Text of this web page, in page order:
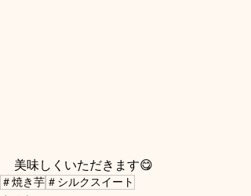
美味しくいただきます😋
＃焼き芋 ＃シルクスイート